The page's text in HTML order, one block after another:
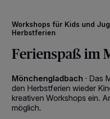
Workshops für Kids und
Herbstferien
Ferienspaß im
Mönchengladbach · Das
den Herbstferien wieder
kreativen Workshops ein.
möglich.
personenbezogene Daten wie
Kennungen auf Ihrem Gerät zu.
verarbeiten Daten, um Ihnen
Zwecke. Wenn Tracker deaktiviert
Anzeigen möglicherweise nicht
dieses Menü jederzeit wieder
ändern oder Ihre Einwilligung zu